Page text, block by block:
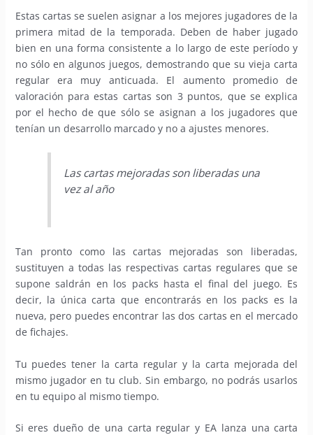
Estas cartas se suelen asignar a los mejores jugadores de la
primera mitad de la temporada. Deben de haber jugado
bien en una forma consistente a lo largo de este período y
no sólo en algunos juegos, demostrando que su vieja carta
regular era muy anticuada. El aumento promedio de
valoración para estas cartas son 3 puntos, que se explica
por el hecho de que sólo se asignan a los jugadores que
tenían un desarrollo marcado y no a ajustes menores.
Las cartas mejoradas son liberadas una
vez al año
Tan pronto como las cartas mejoradas son liberadas,
sustituyen a todas las respectivas cartas regulares que se
supone saldrán en los packs hasta el final del juego. Es
decir, la única carta que encontrarás en los packs es la
nueva, pero puedes encontrar las dos cartas en el mercado
de fichajes.
Tu puedes tener la carta regular y la carta mejorada del
mismo jugador en tu club. Sin embargo, no podrás usarlos
en tu equipo al mismo tiempo.
Si eres dueño de una carta regular y EA lanza una carta